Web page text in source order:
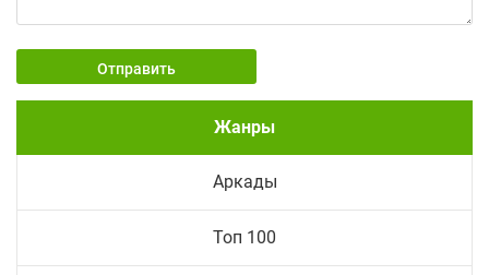
Отправить
Жанры
Аркады
Топ 100